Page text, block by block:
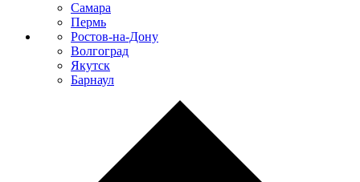
Самара
Пермь
Ростов-на-Дону
Волгоград
Якутск
Барнаул